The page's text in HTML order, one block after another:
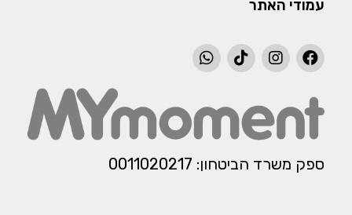
עמודי האתר
ספק משרד הביטחון: 0011020217​​